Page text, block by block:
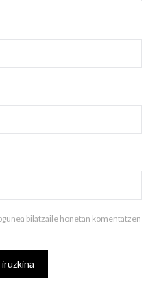
bilatzaile honetan komentatzen